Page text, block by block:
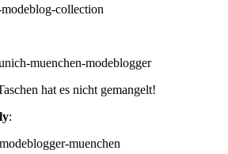
hat es nicht gemangelt!
: